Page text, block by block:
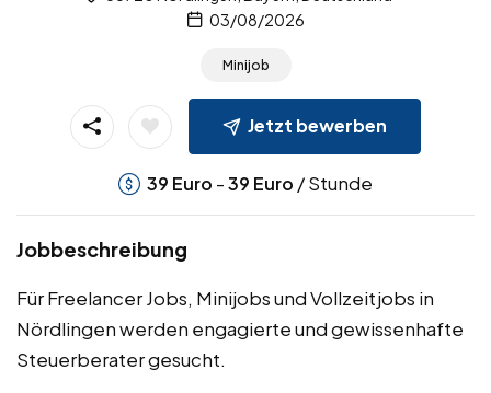
03/08/2026
Minijob
Jetzt bewerben
39 Euro -39 Euro / Stunde
Jobbeschreibung
Für Freelancer Jobs, Minijobs und Vollzeitjobs in
Nördlingen werden engagierte und gewissenhafte
Steuerberater gesucht.